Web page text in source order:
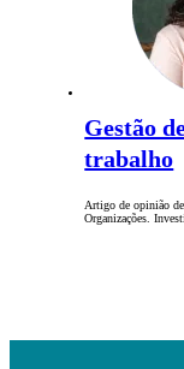
Gestão
trabalho
Artigo de opinião
Organizações.